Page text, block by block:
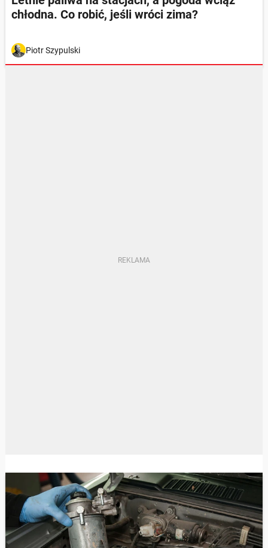
chłodna. Co robić, jeśli wróci zima?
Piotr Szypulski